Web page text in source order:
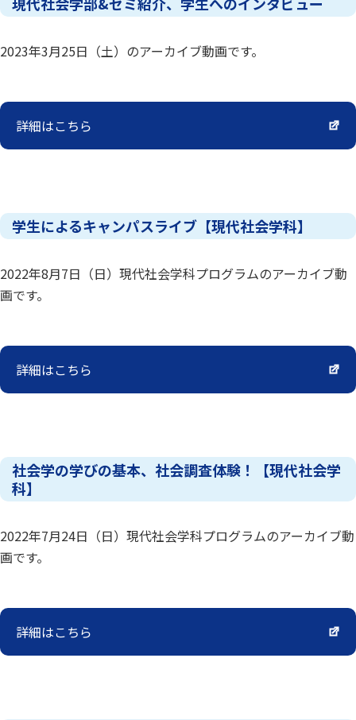
2023年3月25日（土）のアーカイブ動画です。
詳細はこちら
学生によるキャンパスライブ【現代社会学科】
2022年8月7日（日）現代社会学科プログラムのアーカイブ動
画です。
詳細はこちら
社会学の学びの基本、社会調査体験！【現代社会学
科】
2022年7月24日（日）現代社会学科プログラムのアーカイブ動
画です。
詳細はこちら